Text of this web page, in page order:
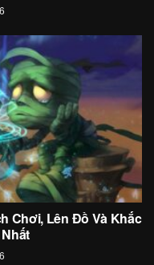
Chơi, Lên Đồ Và Khắc